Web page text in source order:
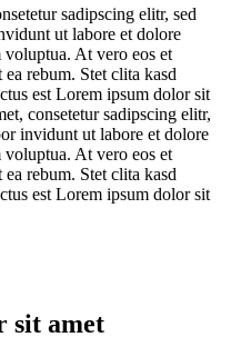
sadipscing elitr, sed
ut labore et dolore
voluptua. At vero eos et
rebum. Stet clita kasd
est Lorem ipsum dolor sit
consetetur sadipscing elitr,
invidunt ut labore et dolore
voluptua. At vero eos et
rebum. Stet clita kasd
est Lorem ipsum dolor sit
sit amet